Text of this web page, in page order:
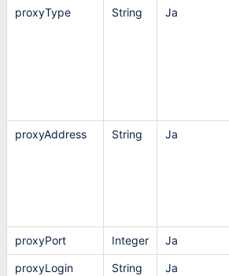
proxyType String Ja
proxyAddress String Ja
proxyPort Integer Ja
proxyLogin String Ja